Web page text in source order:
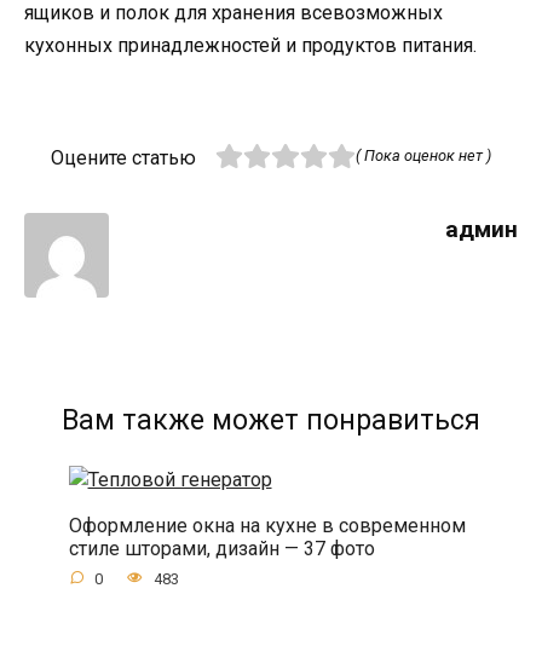
ящиков и полок для хранения всевозможных
кухонных принадлежностей и продуктов питания.
Оцените статью ( Пока оценок нет )
админ
Вам также может понравиться
Оформление окна на кухне в современном
стиле шторами, дизайн — 37 фото
0 483